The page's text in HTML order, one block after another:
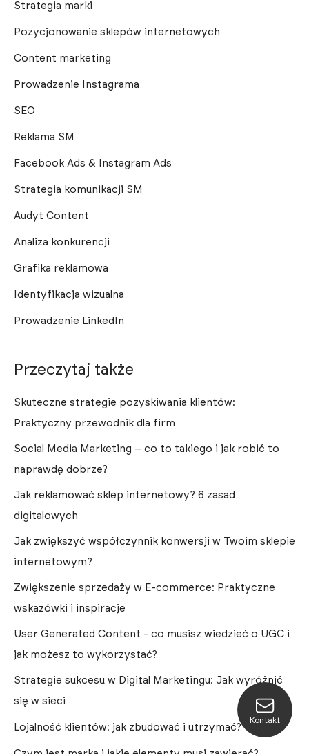
Strategia marki
Pozycjonowanie sklepów internetowych
Content marketing
Prowadzenie Instagrama
SEO
Reklama SM
Facebook Ads & Instagram Ads
Strategia komunikacji SM
Audyt Content
Analiza konkurencji
Grafika reklamowa
Identyfikacja wizualna
Prowadzenie LinkedIn
Przeczytaj także
Skuteczne strategie pozyskiwania klientów:
Praktyczny przewodnik dla firm
Social Media Marketing – co to takiego i jak robić to
naprawdę dobrze?
Jak reklamować sklep internetowy? 6 zasad
digitalowych
Jak zwiększyć współczynnik konwersji w Twoim sklepie
internetowym?
Zwiększenie sprzedaży w E-commerce: Praktyczne
wskazówki i inspiracje
User Generated Content - co musisz wiedzieć o UGC i
jak możesz to wykorzystać?
Strategie sukcesu w Digital Marketingu: Jak wyróżnić
się w sieci
Lojalność klientów: jak zbudować i utrzymać?
Kontakt